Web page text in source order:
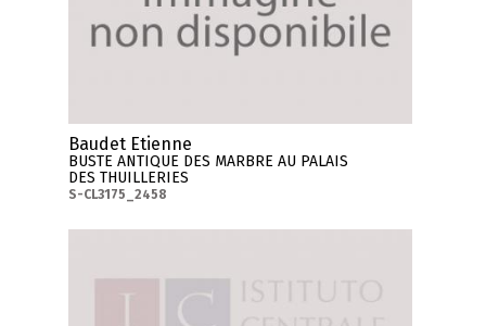
Baudet Etienne
BUSTE ANTIQUE DES MARBRE AU PALAIS
DES THUILLERIES
S-CL3175_2458